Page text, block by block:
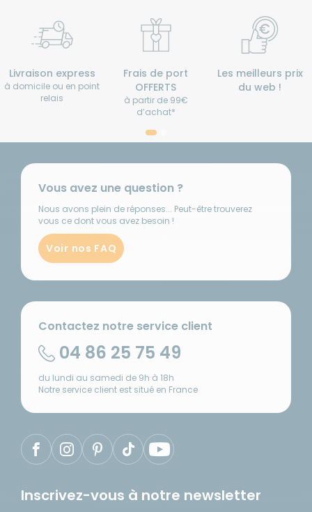
Livraison express
à domicile ou en point
relais
Frais de port
OFFERTS
à partir de 99€
d’achat*
Les meilleurs prix
du web !
Vous avez une question ?
Nous avons plein de réponses... Peut-être trouverez
vous ce dont vous avez besoin !
Voir nos FAQ
Contactez notre service client
04 86 25 75 49
du lundi au samedi de 9h à 18h
Notre service client est situé en France
Inscrivez-vous à notre newsletter